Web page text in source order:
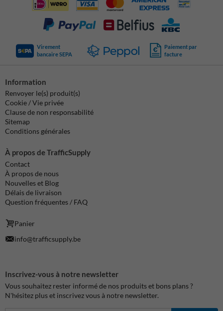
Virement
bancaire SEPA
Paiement par
facture
Information
Renvoyer le(s) produit(s)
Cookie / Vie privée
Clause de non responsabilité
Sitemap
Conditions générales
À propos de TrafficSupply
Contact
À propos de nous
Nouvelles et Blog
Délais de livraison
Question fréquentes / FAQ
Panier
info@trafficsupply.be
Inscrivez-vous à notre newsletter
Vous souhaitez rester informé de nos produits et bons plans ?
N'hésitez plus et inscrivez vous à notre newsletter.